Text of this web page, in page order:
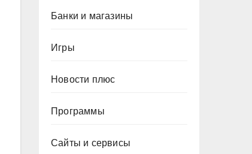
Банки и магазины
Игры
Новости плюс
Программы
Сайты и сервисы